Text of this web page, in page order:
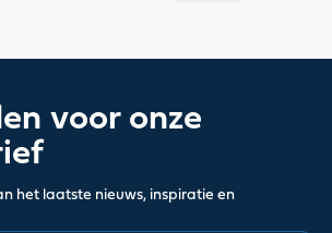
voor onze
het laatste nieuws, inspiratie en